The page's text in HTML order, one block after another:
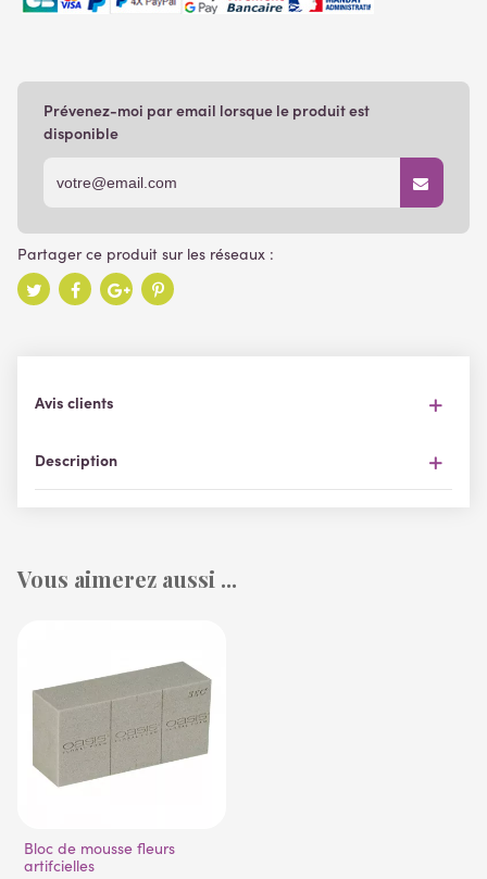
Prévenez-moi par email lorsque le produit est
disponible
Description
Avis clients
Vous aimerez aussi ...
Bloc de mousse fleurs
artifcielles